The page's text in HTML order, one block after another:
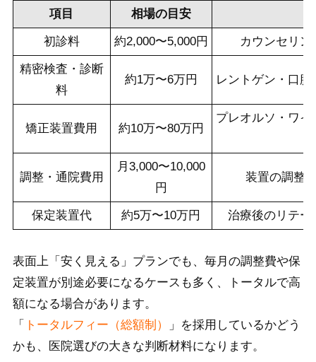
項目 相場の目安
初診料 約2,000〜5,000円 カウンセリ
精密検査・診断
料
約1万〜6万円 レントゲン・口
矯正装置費用 約10万〜80万円
プレオルソ・ワ
調整・通院費用
月3,000〜10,000
円
装置の調整
保定装置代 約5万〜10万円 治療後のリテー
表面上「安く見える」プランでも、毎月の調整費や保
定装置が別途必要になるケースも多く、トータルで高
額になる場合があります。
「
トータルフィー（総額制）
」を採用しているかどう
かも、医院選びの大きな判断材料になります。